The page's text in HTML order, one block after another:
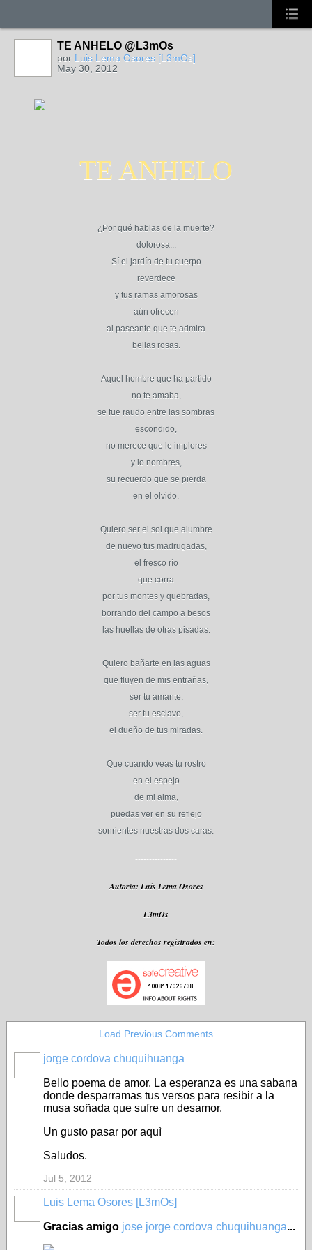
TE ANHELO @L3mOs
por Luis Lema Osores [L3mOs]
May 30, 2012
TE ANHELO
¿Por qué hablas de la muerte?
dolorosa...
Sí el jardín de tu cuerpo
reverdece
y tus ramas amorosas
aún ofrecen
al paseante que te admira
bellas rosas.
Aquel hombre que ha partido
no te amaba,
se fue raudo entre las sombras
escondido,
no merece que le implores
y lo nombres,
su recuerdo que se pierda
en el olvido.
Quiero ser el sol que alumbre
de nuevo tus madrugadas,
el fresco río
que corra
por tus montes y quebradas,
borrando del campo a besos
las huellas de otras pisadas.
Quiero bañarte en las aguas
que fluyen de mis entrañas,
ser tu amante,
ser tu esclavo,
el dueño de tus miradas.
Que cuando veas tu rostro
en el espejo
de mi alma,
puedas ver en su reflejo
sonrientes nuestras dos caras.
---------------
Autoría: Luis Lema Osores
L3mOs
Todos los derechos registrados en:
Load Previous Comments
jorge cordova chuquihuanga
Bello poema de amor. La esperanza es una sabana
donde desparramas tus versos para resibir a la
musa soñada que sufre un desamor.
Un gusto pasar por aquì
Saludos.
Jul 5, 2012
Luis Lema Osores [L3mOs]
Gracias amigo jose jorge cordova chuquihuanga...